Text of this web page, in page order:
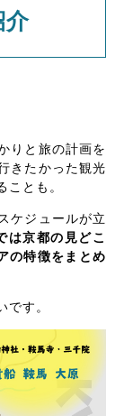
介
りと旅の計画を
きたかった観光
ことも。
ケジュールが立
は京都の見どこ
の特徴をまとめ
す。